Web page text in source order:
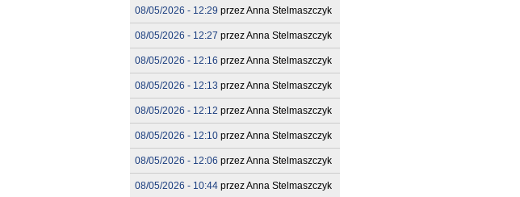
08/05/2026 - 12:29 przezAnna Stelmaszczyk
08/05/2026 - 12:27 przezAnna Stelmaszczyk
08/05/2026 - 12:16 przezAnna Stelmaszczyk
08/05/2026 - 12:13 przezAnna Stelmaszczyk
08/05/2026 - 12:12 przezAnna Stelmaszczyk
08/05/2026 - 12:10przezAnna Stelmaszczyk
08/05/2026 - 12:06 przezAnna Stelmaszczyk
08/05/2026 - 10:44przezAnna Stelmaszczyk